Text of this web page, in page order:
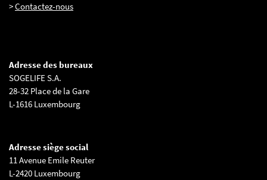
>Contactez-nous
Adresse des bureaux
SOGELIFE S.A.
28-32 Place de la Gare
L-1616 Luxembourg
Adresse siège social
11 Avenue Emile Reuter
L-2420 Luxembourg